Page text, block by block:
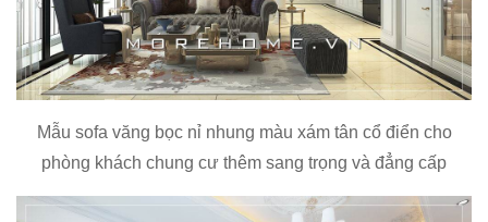
Mẫu sofa văng bọc nỉ nhung màu xám tân cổ điển cho
phòng khách chung cư thêm sang trọng và đẳng cấp